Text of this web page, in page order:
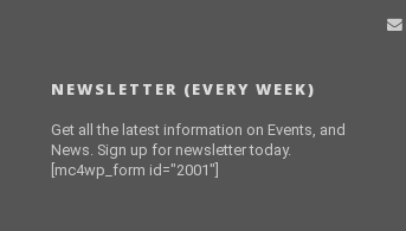
NEWSLETTER (EVERY WEEK)
Get all the latest information on Events, and
News. Sign up for newsletter today.
[mc4wp_form id="2001"]